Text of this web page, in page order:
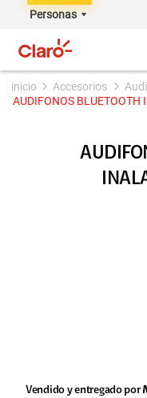
Personas
accesorios
AUDIFONOS BLUETOOTH
Vendido y entregado por